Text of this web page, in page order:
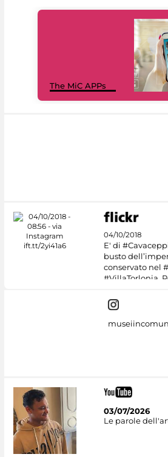
The MiC APPs
04/10/2018
E' di
busto
conservato nel
#VillaTorlonia.
03/07/2026
Le parole